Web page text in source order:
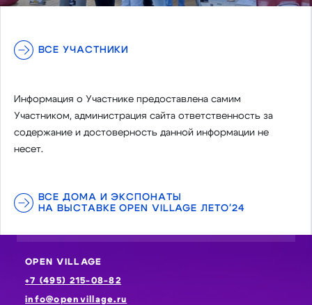
ВСЕ УЧАСТНИКИ
Информация о Участнике предоставлена самим
Участником, администрация сайта ответственность за
содержание и достоверность данной информации не
несет.
ВСЕ ДОМА И ЭКСПОНАТЫ
НА ВЫСТАВКЕ OPEN VILLAGE ЛЕТО'24
OPEN VILLAGE
+7 (495) 215-08-82
info@openvillage.ru